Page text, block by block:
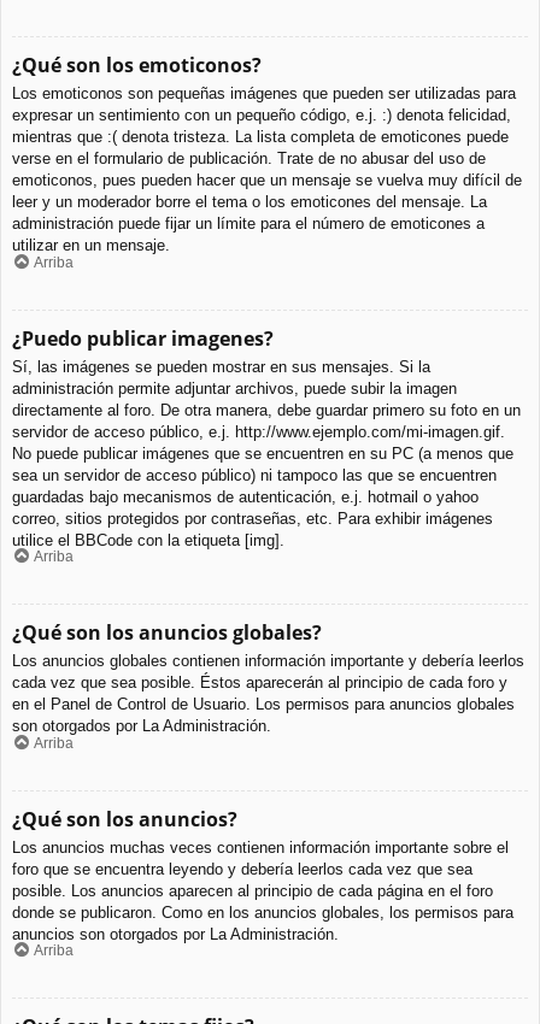
¿Qué son los emoticonos?
Los emoticonos son pequeñas imágenes que pueden ser utilizadas para
expresar un sentimiento con un pequeño código, e.j. :) denota felicidad,
mientras que :( denota tristeza. La lista completa de emoticones puede
verse en el formulario de publicación. Trate de no abusar del uso de
emoticonos, pues pueden hacer que un mensaje se vuelva muy difícil de
leer y un moderador borre el tema o los emoticones del mensaje. La
administración puede fijar un límite para el número de emoticones a
utilizar en un mensaje.
Arriba
¿Puedo publicar imagenes?
Sí, las imágenes se pueden mostrar en sus mensajes. Si la
administración permite adjuntar archivos, puede subir la imagen
directamente al foro. De otra manera, debe guardar primero su foto en un
servidor de acceso público, e.j. http://www.ejemplo.com/mi-imagen.gif.
No puede publicar imágenes que se encuentren en su PC (a menos que
sea un servidor de acceso público) ni tampoco las que se encuentren
guardadas bajo mecanismos de autenticación, e.j. hotmail o yahoo
correo, sitios protegidos por contraseñas, etc. Para exhibir imágenes
utilice el BBCode con la etiqueta [img].
Arriba
¿Qué son los anuncios globales?
Los anuncios globales contienen información importante y debería leerlos
cada vez que sea posible. Éstos aparecerán al principio de cada foro y
en el Panel de Control de Usuario. Los permisos para anuncios globales
son otorgados por La Administración.
Arriba
¿Qué son los anuncios?
Los anuncios muchas veces contienen información importante sobre el
foro que se encuentra leyendo y debería leerlos cada vez que sea
posible. Los anuncios aparecen al principio de cada página en el foro
donde se publicaron. Como en los anuncios globales, los permisos para
anuncios son otorgados por La Administración.
Arriba